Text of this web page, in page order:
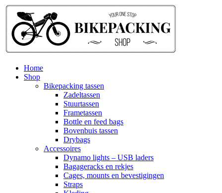
Home
Shop
Bikepacking tassen
Zadeltassen
Stuurtassen
Frametassen
Bottle en feed bags
Bovenbuis tassen
Drybags
Accessoires
Dynamo lights – USB laders
Bagageracks en rekjes
Cages, mounts en bevestigingen
Straps